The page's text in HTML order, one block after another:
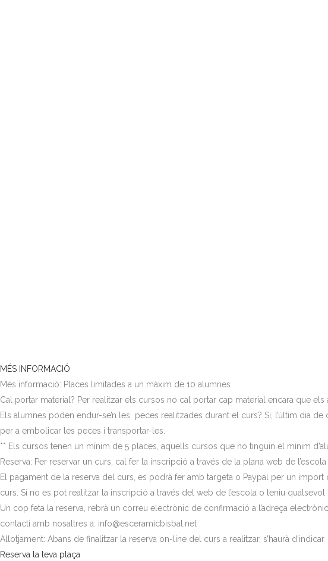
MÉS INFORMACIÓ
Més informació: Places limitades a un màxim de 10 alumnes
Cal portar material? Per realitzar els cursos no cal portar cap material encara que
Els alumnes poden endur-se’n les peces realitzades durant el curs? Si, l’últim dia
per a embolicar les peces i transportar-les.
** Els cursos tenen un mínim de 5 places, aquells cursos que no tinguin el mínim
Reserva: Per reservar un curs, cal fer la inscripció a través de la plana web de
El pagament de la reserva del curs, es podrà fer amb targeta o Paypal per un
curs. Si no es pot realitzar la inscripció a través del web de l’escola o teniu
Un cop feta la reserva, rebrà un correu electrònic de confirmació a l’adreça
contacti amb nosaltres a: info@esceramicbisbal.net
Allotjament: Abans de finalitzar la reserva on-line del curs a realitzar, s’haurà
Reserva la teva plaça